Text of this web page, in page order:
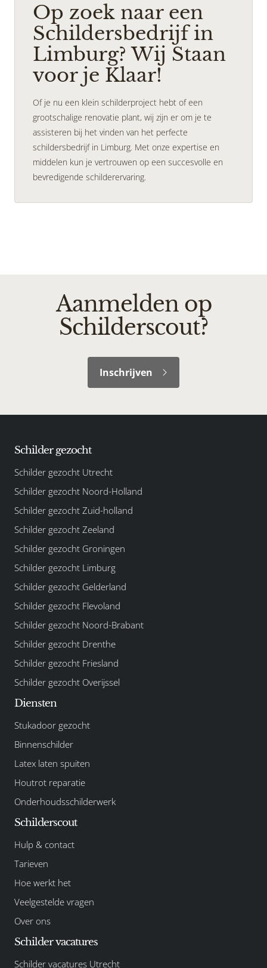
Op zoek naar een
Schildersbedrijf in
Limburg? Wij Staan
voor je Klaar!
Of je nu een klein schilderproject hebt of een
grootschalige renovatie plant, wij zijn er om je te
assisteren bij het vinden van het perfecte
schildersbedrijf in Limburg. Met onze expertise en
middelen kun je vertrouwen op een succesvolle en
bevredigende schilderervaring.
Aanmelden op
Schilderscout?
Inschrijven
Schilder gezocht
Schilder gezocht Utrecht
Schilder gezocht Noord-Holland
Schilder gezocht Zuid-holland
Schilder gezocht Zeeland
Schilder gezocht Groningen
Schilder gezocht Limburg
Schilder gezocht Gelderland
Schilder gezocht Flevoland
Schilder gezocht Noord-Brabant
Schilder gezocht Drenthe
Schilder gezocht Friesland
Schilder gezocht Overijssel
Diensten
Stukadoor gezocht
Binnenschilder
Latex laten spuiten
Houtrot reparatie
Onderhoudsschilderwerk
Schilderscout
Hulp & contact
Tarieven
Hoe werkt het
Veelgestelde vragen
Over ons
Schilder vacatures
Schilder vacatures Utrecht